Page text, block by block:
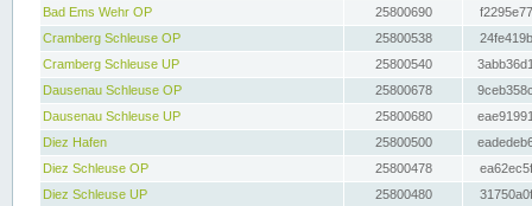
Bad Ems Wehr OP
25800690
Cramberg Schleuse OP
25800538
Cramberg Schleuse UP
25800540
Dausenau Schleuse OP
25800678
Dausenau Schleuse UP
25800680
Diez Hafen
25800500
Diez Schleuse OP
25800478
Diez Schleuse UP
25800480